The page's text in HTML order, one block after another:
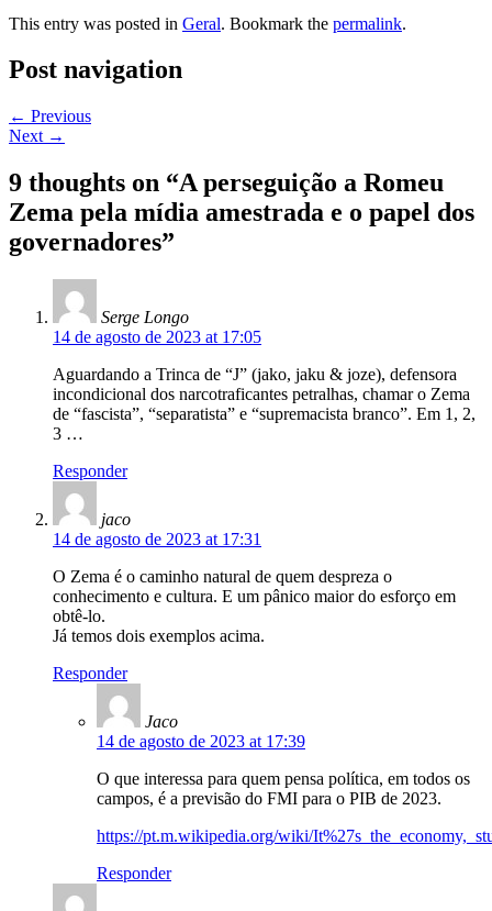
This entry was posted in Geral. Bookmark the permalink.
Post navigation
← Previous
Next →
9 thoughts on “A perseguição a Romeu
Zema pela mídia amestrada e o papel dos
governadores”
Serge Longo
14 de agosto de 2023 at 17:05
Aguardando a Trinca de “J” (jako, jaku & joze), defensora
incondicional dos narcotraficantes petralhas, chamar o Zema
de “fascista”, “separatista” e “supremacista branco”. Em 1, 2,
3 …
Responder
jaco
14 de agosto de 2023 at 17:31
O Zema é o caminho natural de quem despreza o
conhecimento e cultura. E um pânico maior do esforço em
obtê-lo.
Já temos dois exemplos acima.
Responder
Jaco
14 de agosto de 2023 at 17:39
O que interessa para quem pensa política, em todos os
campos, é a previsão do FMI para o PIB de 2023.
https://pt.m.wikipedia.org/wiki/
Responder